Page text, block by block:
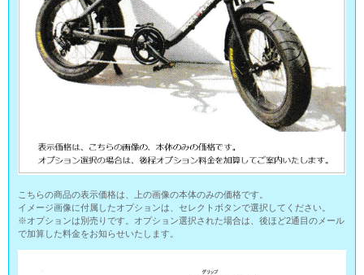
こちらの商品の表示価格は、上の画像の本体のみの価格です。
イメージ画像に付属したオプションは、セレクトボタンで選択してください。
※オプションは別売りです。オプション選択された場合は、後ほど2通目のメール
で加算した料金をお知らせいたします。